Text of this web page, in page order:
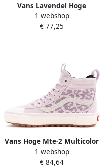
Vans Lavendel Hoge
Sneaker
1 webshop
€ 77,25
Vans Hoge Mte-2 Multicolor
Sneakers Pink Dames
1 webshop
€ 84,64